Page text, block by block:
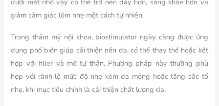
dưới mắt nhờ vậy có thể trở nên dày hơn, sáng khỏe hơn và
giảm cảm giác lõm nhẹ một cách tự nhiên.
Trong thẩm mỹ nội khoa, biostimulator ngày càng được ứng
dụng phổ biến giúp cải thiện nền da, có thể thay thế hoặc kết
hợp với filler và mỡ tự thân. Phương pháp này thường phù
hợp với rãnh lệ mức độ nhẹ kèm da mỏng hoặc tăng sắc tố
nhẹ, khi mục tiêu chính là cải thiện chất lượng da.